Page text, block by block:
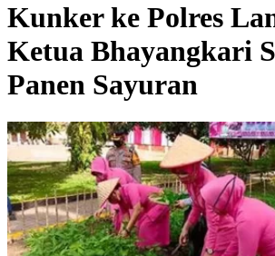
Kunker ke Polres
Ketua Bhayangkari
Panen Sayuran